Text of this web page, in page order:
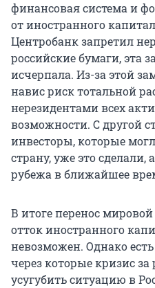
финансовая система и
от иностранного
Центробанк запретил
российские бумаги, эта
исчерпала. Из-за этой
навис риск тотальной
нерезидентами всех
возможности. С другой
инвесторы, которые
страну, уже это сделали,
рубежа в ближайшее
В итоге перенос
отток иностранного
невозможен. Однако
через которые кризис
усугубить ситуацию в